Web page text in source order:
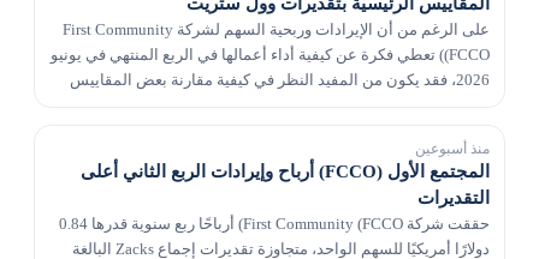
على الرغم من أن الإيرادات وربحية السهم لشركة First Community
(FCCO) تعطي فكرة عن كيفية أداء أعمالها في الربع المنتهي في يونيو
2026، فقد يكون من المفيد النظر في كيفية مقارنة بعض المقاييس
منذ أسبوعين
المجتمع الأول (FCCO) أرباح وإيرادات الربع الثاني أعلى
التقديرات
حققت شركة First Community (FCCO) أرباحًا ربع سنوية قدرها 0.84
دولارًا أمريكيًا للسهم الواحد، متجاوزة تقديرات إجماع Zacks البالغة